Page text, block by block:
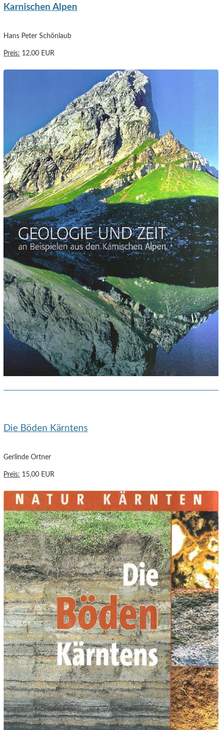
Karnischen Alpen
Hans Peter Schönlaub
Preis: 12,00 EUR
Die Böden Kärntens
Gerlinde Ortner
Preis: 15,00 EUR